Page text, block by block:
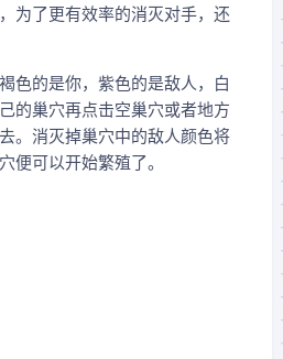
为了更有效率的消灭对手，还
色的是你，紫色的是敌人，白
的巢穴再点击空巢穴或者地方
。消灭掉巢穴中的敌人颜色将
便可以开始繁殖了。